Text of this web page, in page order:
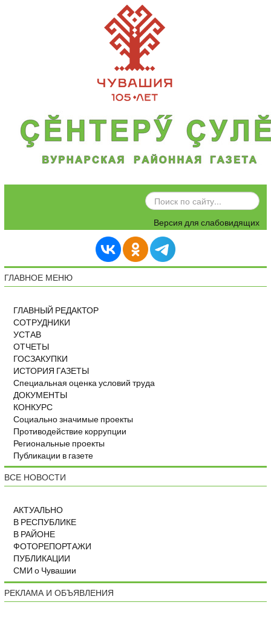
ИСКАТЬ...
Версия для слабовидящих
ГЛАВНОЕ МЕНЮ
ГЛАВНЫЙ РЕДАКТОР
СОТРУДНИКИ
УСТАВ
ОТЧЕТЫ
ГОСЗАКУПКИ
ИСТОРИЯ ГАЗЕТЫ
Специальная оценка условий труда
ДОКУМЕНТЫ
КОНКУРС
Социально значимые проекты
Противодействие коррупции
Региональные проекты
Публикации в газете
ВСЕ НОВОСТИ
АКТУАЛЬНО
В РЕСПУБЛИКЕ
В РАЙОНЕ
ФОТОРЕПОРТАЖИ
ПУБЛИКАЦИИ
СМИ о Чувашии
РЕКЛАМА И ОБЪЯВЛЕНИЯ